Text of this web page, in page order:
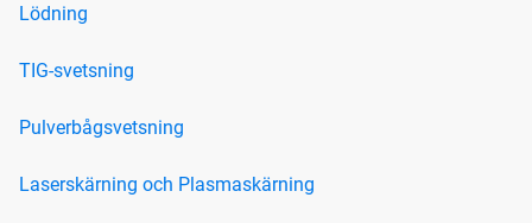
Lödning
TIG-svetsning
Pulverbågsvetsning
Laserskärning och Plasmaskärning